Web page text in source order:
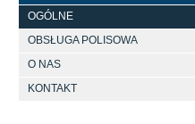
OGÓLNE
OBSŁUGA POLISOWA
O NAS
KONTAKT